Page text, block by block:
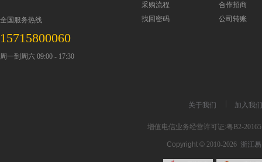
全国服务热线
15715800060
周一到周六 09:00 - 17:30
采购流程
找回密码
合作招商
公司转账
关于我们 加入我们
增值电信业务经营许可证:粤B2-
Copyright © 2010-2026 浙江